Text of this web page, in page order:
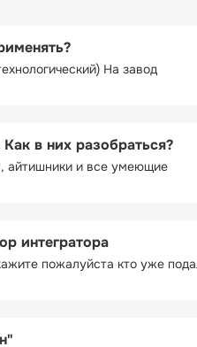
На завод
в них разобраться?
айтишники и все умеющие
интегратора
пожалуйста кто уже